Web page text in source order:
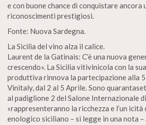
e con buone chance di conquistare ancora
riconoscimenti prestigiosi.
Fonte: Nuova Sardegna.
La Sicilia del vino alza il calice.
Laurent de la Gatinais: C’è una nuova
crescendo». La Sicilia vitivinicola con la
produttiva rinnova la partecipazione alla
Vinitaly, dal 2 al 5 Aprile. Sono
al padiglione 2 del Salone Internazionale
«rappresenteranno la ricchezza e l’un
enologico siciliano – si legge in una nota